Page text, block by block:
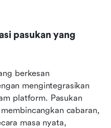
pasukan yang
berkesan
mengintegrasikan
platform. Pasukan
cabaran,
masa nyata,